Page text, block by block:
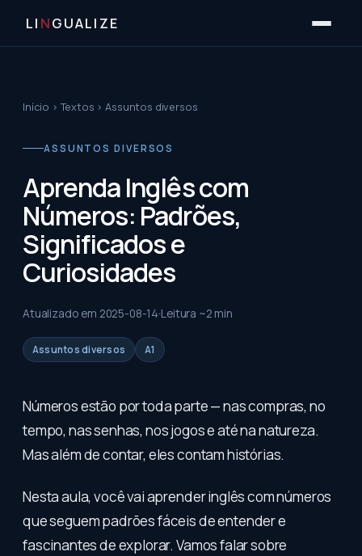
LI NGUALIZE
Início ›Textos ›Assuntos diversos
ASSUNTOS DIVERSOS
Aprenda Inglês com
Números: Padrões,
Significados e
Curiosidades
Atualizado em 2025-08-14 Leitura ~2 min
Assuntos diversos A1
Números estão por toda parte — nas compras, no
tempo, nas senhas, nos jogos e até na natureza.
Mas além de contar, eles contam histórias.
Nesta aula, você vai aprender inglês com números
que seguem padrões fáceis de entender e
fascinantes de explorar. Vamos falar sobre